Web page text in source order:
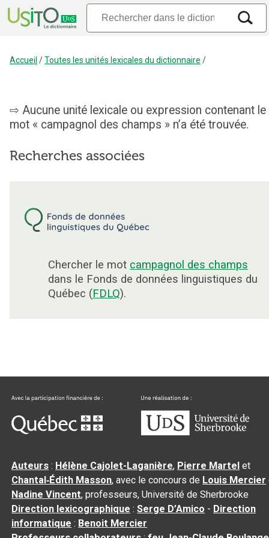
Accueil /Toutes les unités lexicales du dictionnaire /
Aucune unité lexicale ou expression contenant le
mot « campagnol des champs » n’a été trouvée.
Recherches associées
Chercher le mot campagnol des champs
dans le Fonds de données linguistiques du
Québec (FDLQ).
Auteurs : Hélène Cajolet-Laganière, Pierre Martel et
Chantal‑Édith Masson, avec le concours de Louis Mercier
Nadine Vincent, professeurs, Université de Sherbrooke
Direction lexicographique :Serge D’Amico - Direction
informatique : Benoit Mercier